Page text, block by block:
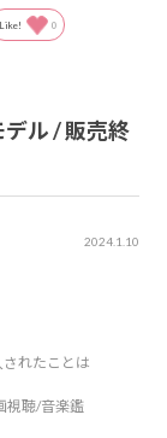
Like! 0
ル / 販売終
2024.1.10
れたことは
視聴/音楽鑑